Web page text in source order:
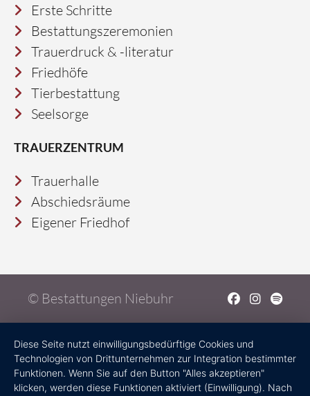
Erste Schritte
Bestattungszeremonien
Trauerdruck & -literatur
Friedhöfe
Tierbestattung
Seelsorge
TRAUERZENTRUM
Trauerhalle
Abschiedsräume
Eigener Friedhof
© Bestattungen Niebuhr
Diese Seite nutzt einwilligungsbedürftige Cookies und
Technologien von Drittunternehmen zur Integration bestimmter
Funktionen. Wenn Sie auf den Button "Alles akzeptieren"
klicken, werden diese Funktionen aktiviert (Einwilligung). Nach